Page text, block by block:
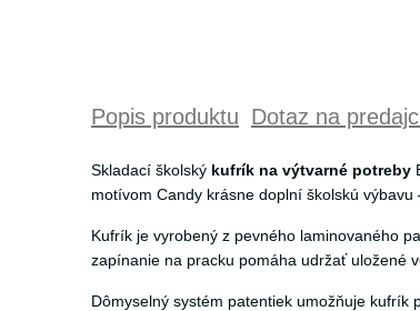
Popis produktu Dotaz na
Skladací školský kufrík na výtvarné potreby
motívom Candy krásne doplní školskú
Kufrík je vyrobený z pevného laminovaného
zapínanie na pracku pomáha udržať uložené
Dômyselný systém patentiek umožňuje kufrík